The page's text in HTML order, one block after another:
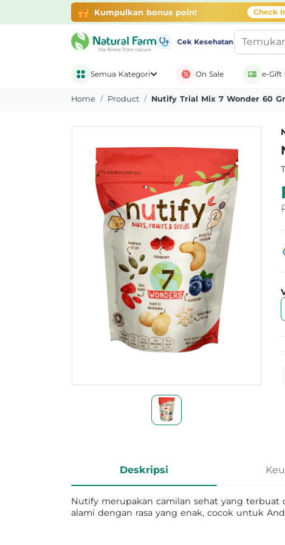
Gratis Ongkir + Banyak Promo
belanja di
Check
Cek Kesehatan
Semua Kategori On Sale e-Gift
Home Product Nutify Trial Mix 7 Wonder 60 Gr
Informasi Produk
Deskripsi
Nutify merupakan camilan sehat yang
alami dengan rasa yang enak, cocok untuk